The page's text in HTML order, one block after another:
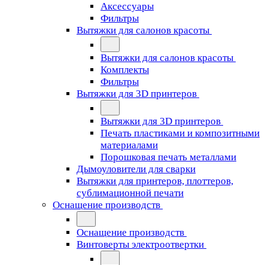
Аксессуары
Фильтры
Вытяжки для салонов красоты
Вытяжки для салонов красоты
Комплекты
Фильтры
Вытяжки для 3D принтеров
Вытяжки для 3D принтеров
Печать пластиками и композитными
материалами
Порошковая печать металлами
Дымоуловители для сварки
Вытяжки для принтеров, плоттеров,
сублимационной печати
Оснащение производств
Оснащение производств
Винтоверты электроотвертки